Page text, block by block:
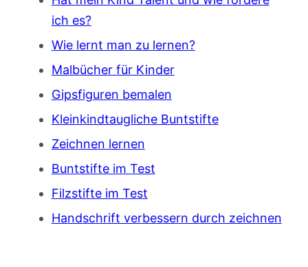
ich es?
Wie lernt man zu lernen?
Malbücher für Kinder
Gipsfiguren bemalen
Kleinkindtaugliche Buntstifte
Zeichnen lernen
Buntstifte im Test
Filzstifte im Test
Handschrift verbessern durch zeichnen